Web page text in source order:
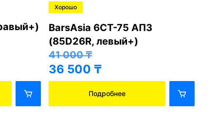
Хорошо
BarsAsia 6СТ-75 АПЗ
(85D26R, левый+)
41 000₸
36 500 ₸
Подробнее